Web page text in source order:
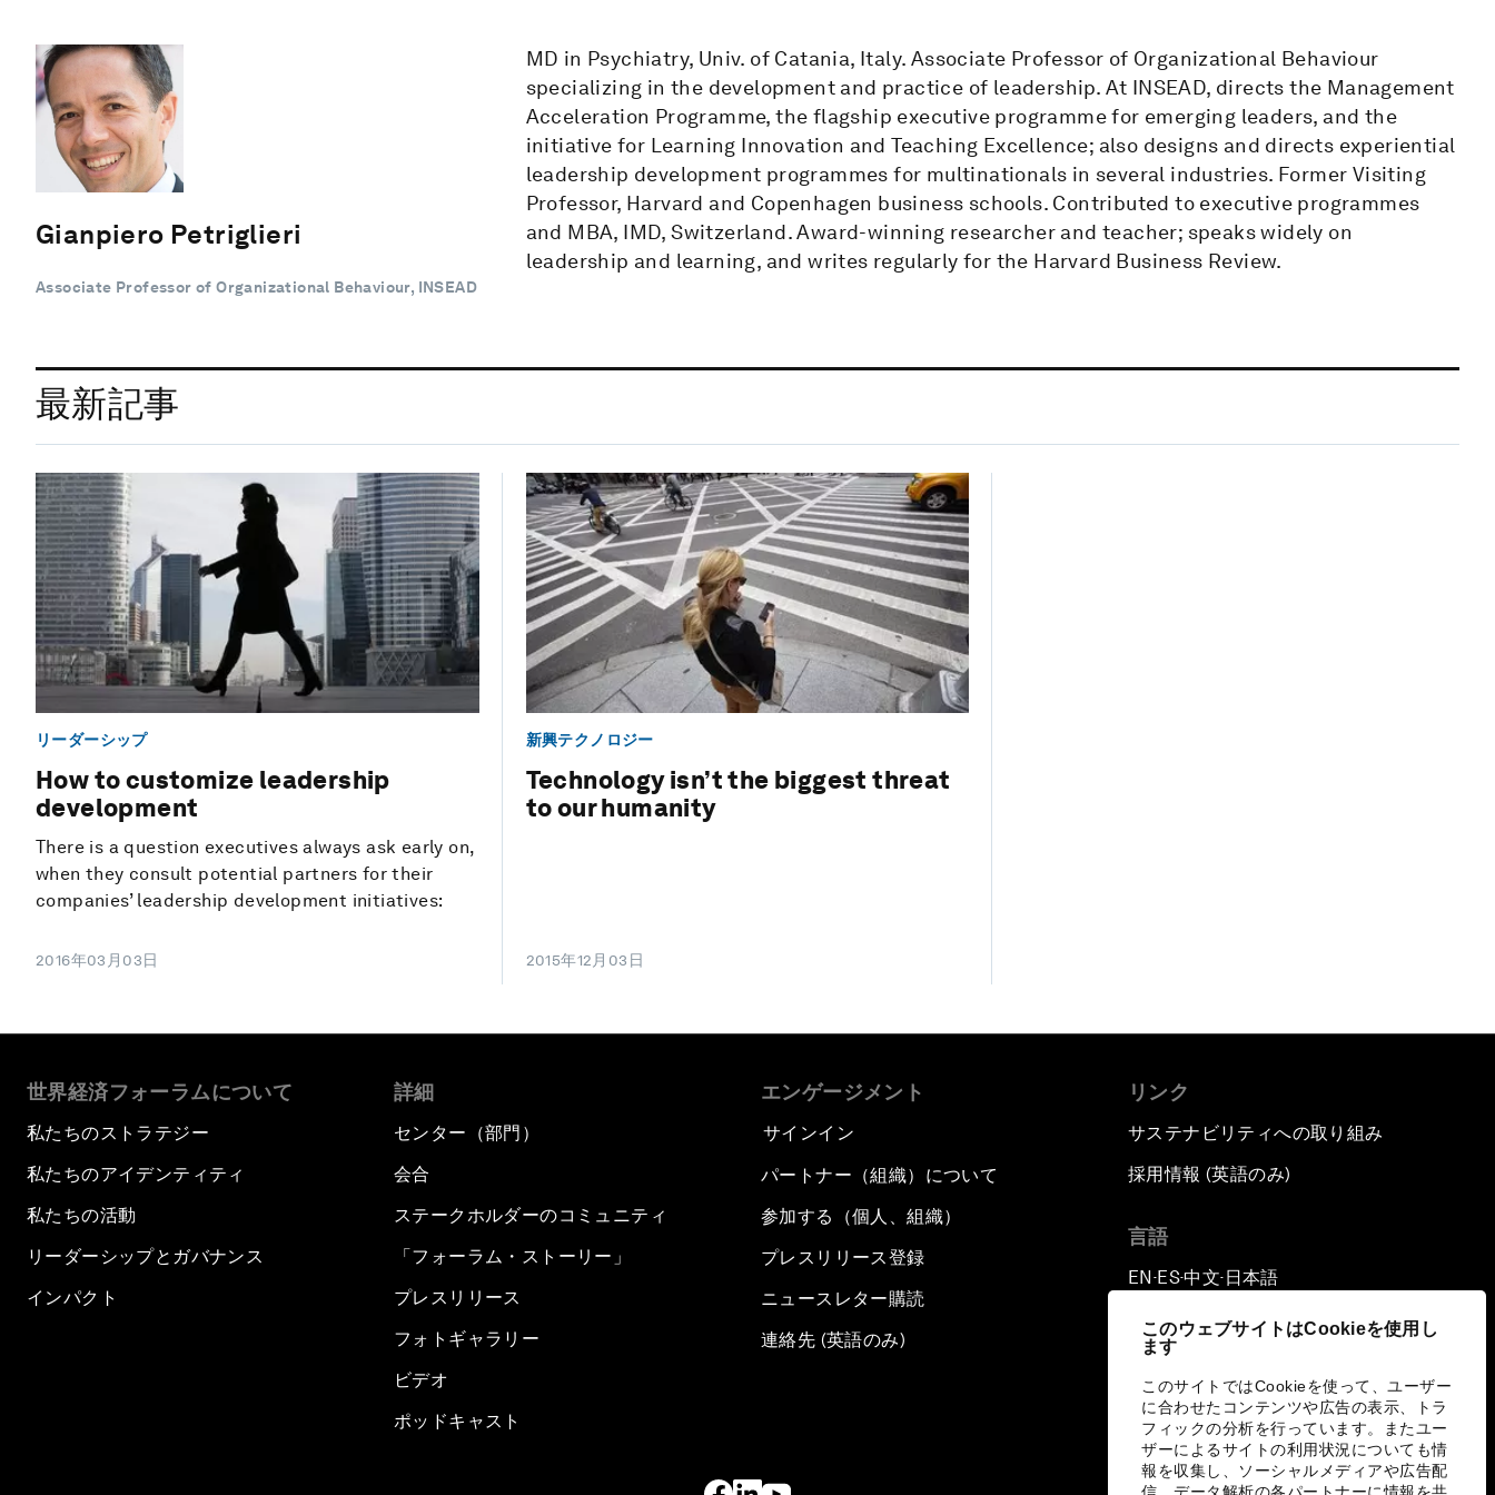
このウェブサイトはCookieを使用し
ます
このサイトではCookieを使って、ユーザー
に合わせたコンテンツや広告の表示、トラ
フィックの分析を行っています。またユー
ザーによるサイトの利用状況についても情
報を収集し、ソーシャルメディアや広告配
Gianpiero Petriglieri
Associate Professor of Organizational Behaviour, INSEAD
MD in Psychiatry, Univ. of Catania, Italy. Associate Professor of Organizational Behaviour
specializing in the development and practice of leadership. At INSEAD, directs the Management
Acceleration Programme, the flagship executive programme for emerging leaders, and the
initiative for Learning Innovation and Teaching Excellence; also designs and directs experiential
leadership development programmes for multinationals in several industries. Former Visiting
Professor, Harvard and Copenhagen business schools. Contributed to executive programmes
and MBA, IMD, Switzerland. Award-winning researcher and teacher; speaks widely on
leadership and learning, and writes regularly for the Harvard Business Review.
最新記事
リーダーシップ
How to customize leadership
development
There is a question executives always ask early on,
when they consult potential partners for their
companies’ leadership development initiatives:
2016年03月03日
新興テクノロジー
Technology isn’t the biggest threat
to our humanity
2015年12月03日
世界経済フォーラムについて
私たちのストラテジー
私たちのアイデンティティ
私たちの活動
リーダーシップとガバナンス
インパクト
詳細
センター（部門）
会合
ステークホルダーのコミュニティ
「フォーラム・ストーリー」
プレスリリース
フォトギャラリー
ビデオ
ポッドキャスト
エンゲージメント
サインイン
パートナー（組織）について
参加する（個人、組織）
プレスリリース登録
ニュースレター購読
連絡先 (英語のみ)
リンク
サステナビリティへの取り組み
採用情報 (英語のみ)
言語
EN ▪ ES▪中文▪ 日本語